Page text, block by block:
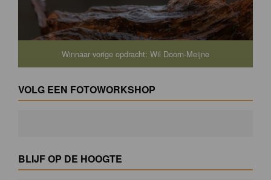
Winnaar vorige opdracht: Wil Doorn-Meijne
VOLG EEN FOTOWORKSHOP
BLIJF OP DE HOOGTE